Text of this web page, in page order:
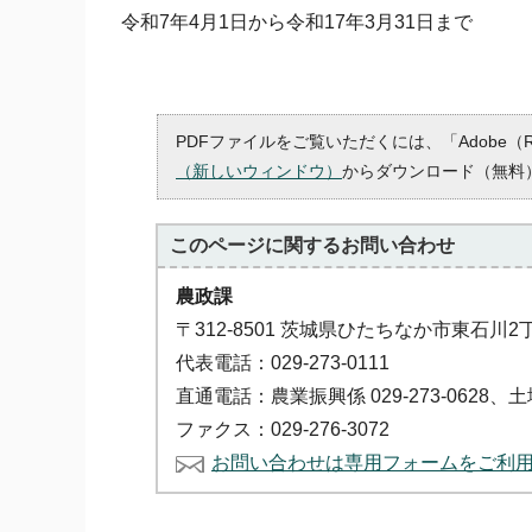
令和7年4月1日から令和17年3月31日まで
PDFファイルをご覧いただくには、「Adobe
（新しいウィンドウ） からダウンロード（無料
このページに関するお問い合わせ
農政課
〒312-8501 茨城県ひたちなか市東石川2
代表電話：029-273-0111
直通電話：農業振興係 029-273-0628、
ファクス：029-276-3072
お問い合わせは専用フォームをご利